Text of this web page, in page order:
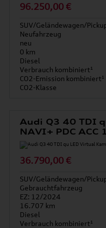
96.250,00 €
SUV/Geländewagen/
Neufahrzeug
neu
0 km
Diesel
Verbrauch kombiniert¹
CO2-Emission kombiniert¹
CO2-Klasse
Audi Q3 40 TDI
NAVI+ PDC ACC
36.790,00 €
SUV/Geländewagen/
Gebrauchtfahrzeug
EZ: 12/2024
16.707 km
Diesel
Verbrauch kombiniert¹